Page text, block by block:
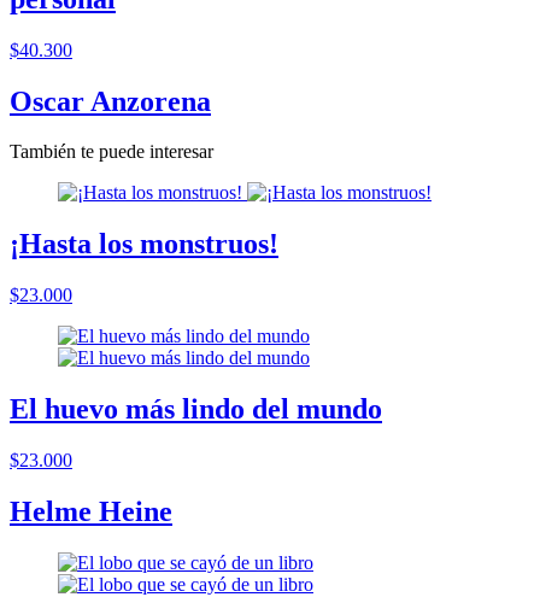
$40.300
Oscar Anzorena
También te puede interesar
¡Hasta los monstruos!
$23.000
El huevo más lindo del mundo
$23.000
Helme Heine